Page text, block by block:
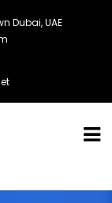
Dubai, UAE